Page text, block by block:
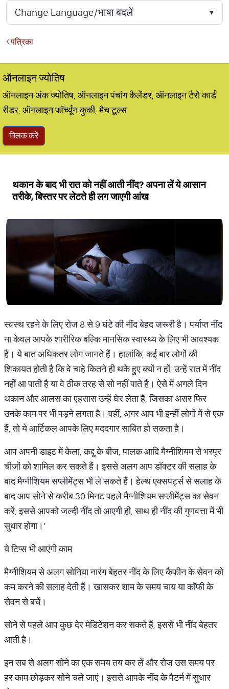
पत्रिका
ऑनलाइन ज्योतिष
ऑनलाइन अंक ज्योतिष, ऑनलाइन पंचांग कैलेंडर, ऑनलाइन टैरो कार्ड
रीडर, ऑनलाइन फॉर्च्यून कुकी, मैच टूल्स
क्लिक करें
थकान के बाद भी रात को नहीं आती नींद? अपना लें ये आसान
तरीके, बिस्तर पर लेटते ही लग जाएगी आंख
स्वस्थ रहने के लिए रोज 8 से 9 घंटे की नींद बेहद जरूरी है। पर्याप्त नींद
ना केवल आपके शारीरिक बल्कि मानसिक स्वास्थ्य के लिए भी आवश्यक
है। ये बात अधिकतर लोग जानते हैं। हालांकि, कई बार लोगों की
शिकायत होती है कि वे चाहे कितने ही थके हुए क्यों न हों, उन्हें रात में नींद
नहीं आ पाती है या वे ठीक तरह से सो नहीं पाते हैं। ऐसे में अगले दिन
थकान और आलस का एहसास उन्हें घेर लेता है, जिसका असर फिर
उनके काम पर भी पड़ने लगता है। वहीं, अगर आप भी इन्हीं लोगों में से एक
हैं, तो ये आर्टिकल आपके लिए मददगार साबित हो सकता है।
आप अपनी डाइट में केला, कद्दू के बीज, पालक आदि मैग्नीशियम से भरपूर
चीजों को शामिल कर सकते हैं। इससे अलग आप डॉक्टर की सलाह के
बाद मैग्नीशियम सप्लीमेंट्स भी ले सकते हैं। हेल्थ एक्सपर्ट्स से सलाह के
बाद आप सोने से करीब 30 मिनट पहले मैग्नीशियम सप्लीमेंट्स का सेवन
करें, इससे आपको जल्दी नींद तो आएगी ही, साथ ही नींद की गुणवत्ता में भी
सुधार होगा।’
ये टिप्स भी आएंगी काम
मैग्नीशियम से अलग सोनिया नारंग बेहतर नींद के लिए कैफीन के सेवन को
कम करने की सलाह देती हैं। खासकर शाम के समय चाय या कॉफी के
सेवन से बचें।
सोने से पहले आप कुछ देर मेडिटेशन कर सकते हैं, इससे भी नींद बेहतर
आती है।
इन सब से अलग सोने का एक समय तय कर लें और रोज उस समय पर
हर काम छोड़कर सोने चले जाएं। इससे आपके नींद के पैटर्न में सुधार